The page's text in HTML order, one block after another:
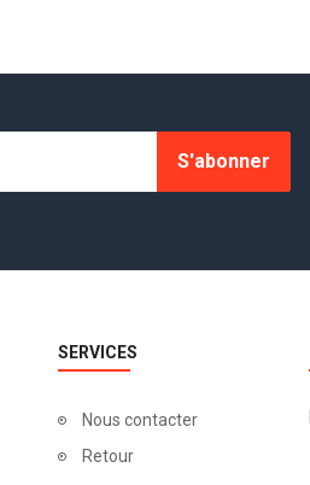
S'abonner
SERVICES
Nous contacter
Retour